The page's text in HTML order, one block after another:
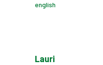
english
Lauri